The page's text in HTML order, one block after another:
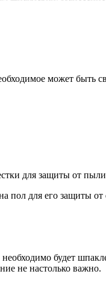
может быть
для защиты от
пол для его защиты
будет
не настолько важно.